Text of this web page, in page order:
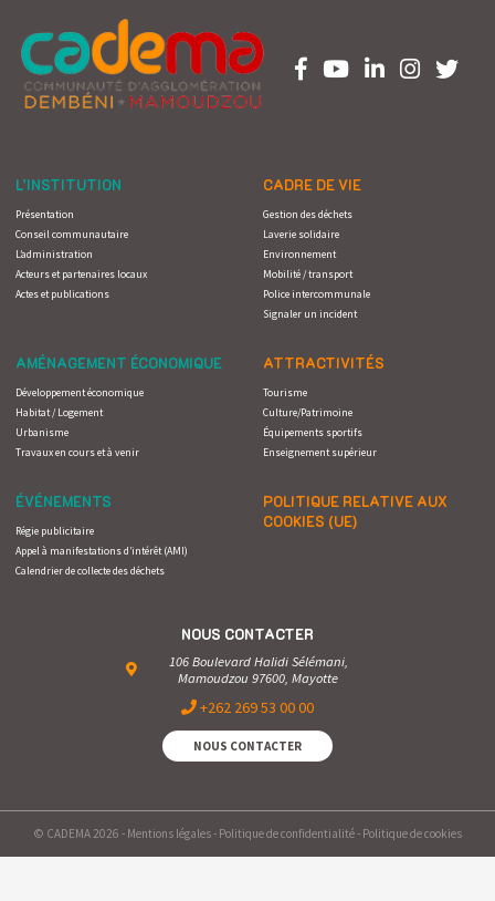
L’INSTITUTION
Présentation
Conseil communautaire
L’administration
Acteurs et partenaires locaux
Actes et publications
CADRE DE VIE
Gestion des déchets
Laverie solidaire
Environnement
Mobilité / transport
Police intercommunale
Signaler un incident
AMÉNAGEMENT ÉCONOMIQUE
Développement économique
Habitat / Logement
Urbanisme
Travaux en cours et à venir
ATTRACTIVITÉS
Tourisme
Culture/Patrimoine
Équipements sportifs
Enseignement supérieur
ÉVÉNEMENTS
Régie publicitaire
Appel à manifestations d’intérêt (AMI)
Calendrier de collecte des déchets
POLITIQUE RELATIVE AUX
COOKIES (UE)
NOUS CONTACTER
106 Boulevard Halidi Sélémani,
Mamoudzou 97600, Mayotte
+262 269 53 00 00
NOUS CONTACTER
© CADEMA 2026 - Mentions légales- Politique de confidentialité- Politique de cookies